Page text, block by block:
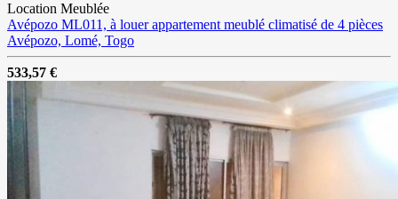
Location Meublée
Avépozo ML011, à louer appartement meublé climatisé de 4 pièces
Avépozo, Lomé, Togo
533,57 €